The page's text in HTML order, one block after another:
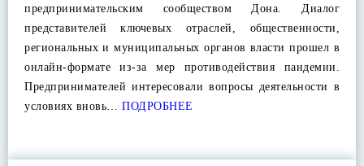
предпринимательским сообществом Дона. Диалог
представителей ключевых отраслей, общественности,
региональных и муниципальных органов власти прошел в
онлайн-формате из-за мер противодействия пандемии.
Предпринимателей интересовали вопросы деятельности в
условиях вновь… ПОДРОБНЕЕ